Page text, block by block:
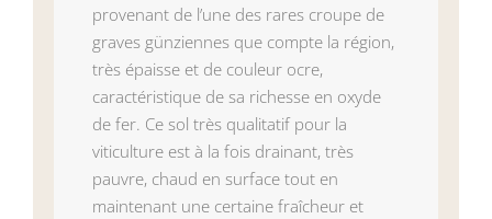
provenant de l’une des rares croupe de
graves günziennes que compte la région,
très épaisse et de couleur ocre,
caractéristique de sa richesse en oxyde
de fer. Ce sol très qualitatif pour la
viticulture est à la fois drainant, très
pauvre, chaud en surface tout en
maintenant une certaine fraîcheur et